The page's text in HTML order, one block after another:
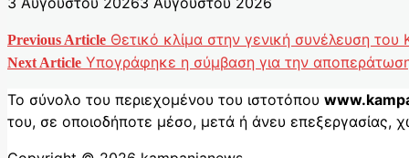
Πλοήγηση
άρθρων
Previous Article Θετικό κλίμα στην γενική συνέλευση του
Next Article Υπογράφηκε η σύμβαση για την
Το σύνολο του περιεχομένου του ιστοτόπου
του, σε οποιοδήποτε μέσο, μετά ή άνευ επεξεργασίας,